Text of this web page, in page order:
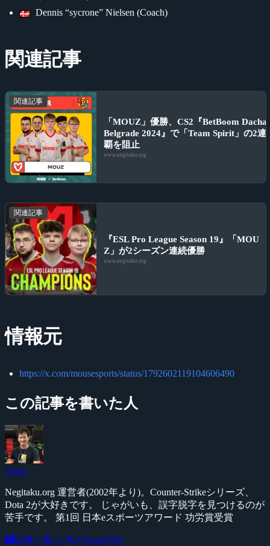
Dennis “sycrone” Nielsen (Coach)
関連記事
関連記事
「MOUZ」優勝、CS2『BetBoom Dacha
Belgrade 2024』で「Team Spirit」の2連
覇を阻止
www.negitaku.org
関連記事
『ESL Pro League Season 19』「MOU
Z」が2シーズン連続優勝
www.negitaku.org
情報元
https://x.com/mousesports/status/1792602119104606490
この記事を書いた人
Yossy
Negitaku.org 運営者(2002年より)。Counter-Strikeシリーズ、
Dota 2が大好きです。 じゃがいも、誤字脱字を見つけるのが
苦手です。 第1回 日本eスポーツアワード 功労賞受賞
記事一覧へ @YossyFPS